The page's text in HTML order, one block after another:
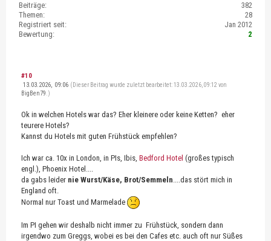
Beiträge:
382
Themen:
28
Registriert seit:
Jan 2012
Bewertung:
2
#10
13.03.2026, 09:06 (Dieser Beitrag wurde zuletzt bearbeitet: 13.03.2026, 09:12 von
BigBen79 .)
Ok in welchen Hotels war das? Eher kleinere oder keine Ketten? eher
teurere Hotels?
Kannst du Hotels mit guten Frühstück empfehlen?
Ich war ca. 10x in London, in PIs, Ibis, Bedford Hotel (großes typisch
engl.), Phoenix Hotel....
da gabs leider nie Wurst/Käse, Brot/Semmeln....das stört mich in
England oft.
Normal nur Toast und Marmelade
Im PI gehen wir deshalb nicht immer zu Frühstück, sondern dann
irgendwo zum Greggs, wobei es bei den Cafes etc. auch oft nur Süßes